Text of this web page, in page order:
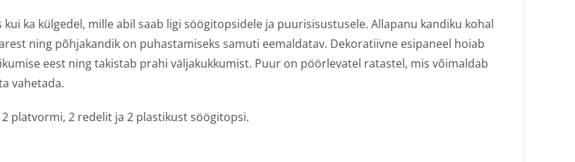
kui ka külgedel, mille abil saab ligi söögitopsidele ja puurisisustusele. Allapanu kandiku kohal
ning põhjakandik on puhastamiseks samuti eemaldatav. Dekoratiivne esipaneel hoiab
eest ning takistab prahi väljakukkumist. Puur on pöörlevatel ratastel, mis võimaldab
vahetada.
platvormi, 2 redelit ja 2 plastikust söögitopsi.